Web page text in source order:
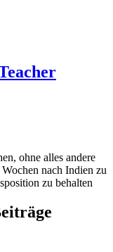
ohne alles andere
nach Indien zu
zu behalten